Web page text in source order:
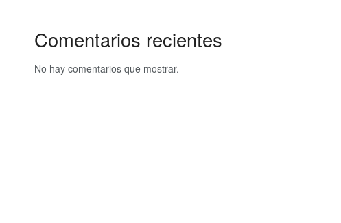
Comentarios recientes
No hay comentarios que mostrar.